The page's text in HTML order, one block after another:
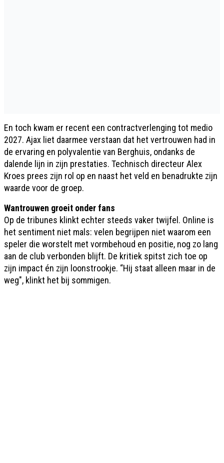
En toch kwam er recent een contractverlenging tot medio
2027. Ajax liet daarmee verstaan dat het vertrouwen had in
de ervaring en polyvalentie van Berghuis, ondanks de
dalende lijn in zijn prestaties. Technisch directeur Alex
Kroes prees zijn rol op en naast het veld en benadrukte zijn
waarde voor de groep.
Wantrouwen groeit onder fans
Op de tribunes klinkt echter steeds vaker twijfel. Online is
het sentiment niet mals: velen begrijpen niet waarom een
speler die worstelt met vormbehoud en positie, nog zo lang
aan de club verbonden blijft. De kritiek spitst zich toe op
zijn impact én zijn loonstrookje. “Hij staat alleen maar in de
weg", klinkt het bij sommigen.